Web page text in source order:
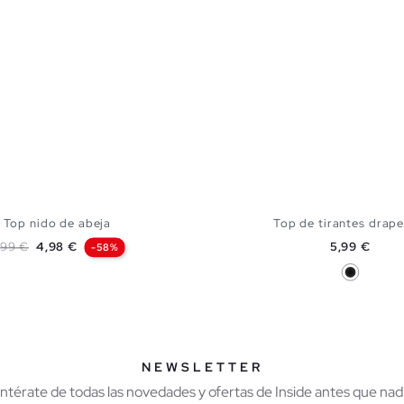
Top nido de abeja
base
€ Precio
4,98 € -58%
AÑADIR A MI
Top de tirantes
Precio
5,99 €
Negro
NEWSLETTER
de todas las novedades y ofertas de Inside antes que